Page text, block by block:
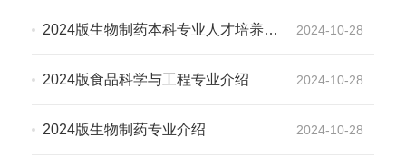
2024版生物制药本科专业人才培养方
2024-10-28
2024版食品科学与工程专业介绍 2024-10-28
2024版生物制药专业介绍 2024-10-28